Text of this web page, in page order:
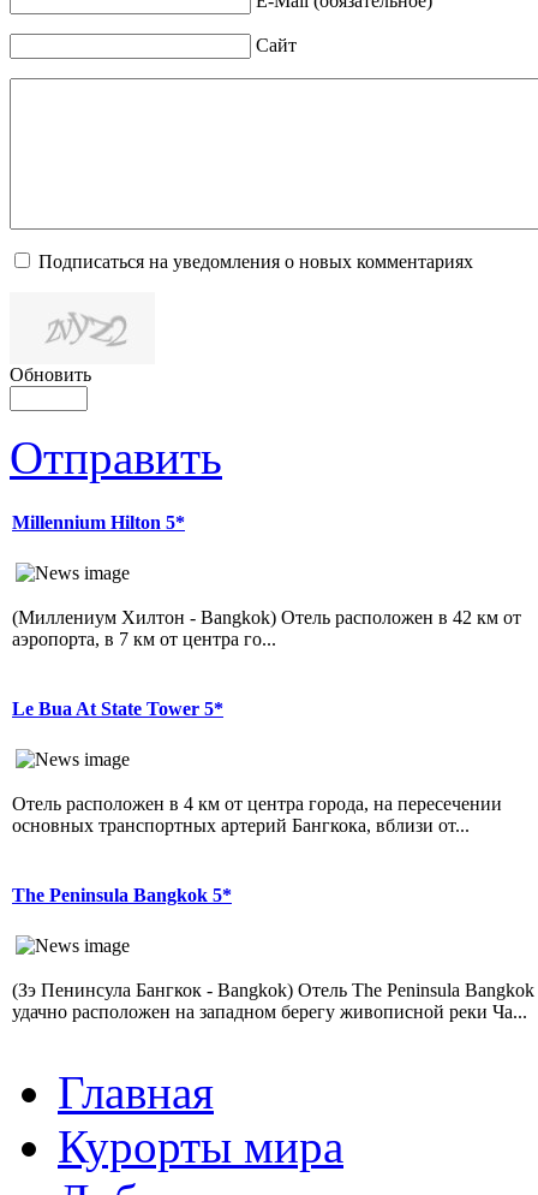
Сайт
Подписаться на уведомления о новых комментариях
Обновить
Отправить
Millennium Hilton 5*
(Миллениум Хилтон - Bangkok) Отель расположен в 42 км от
аэропорта, в 7 км от центра го...
Le Bua At State Tower 5*
Отель расположен в 4 км от центра города, на пересечении
основных транспортных артерий Бангкока, вблизи от...
The Peninsula Bangkok 5*
(Зэ Пенинсула Бангкок - Bangkok) Отель The Peninsula Bangkok
удачно расположен на западном берегу живописной реки Ча...
Главная
Курорты мира